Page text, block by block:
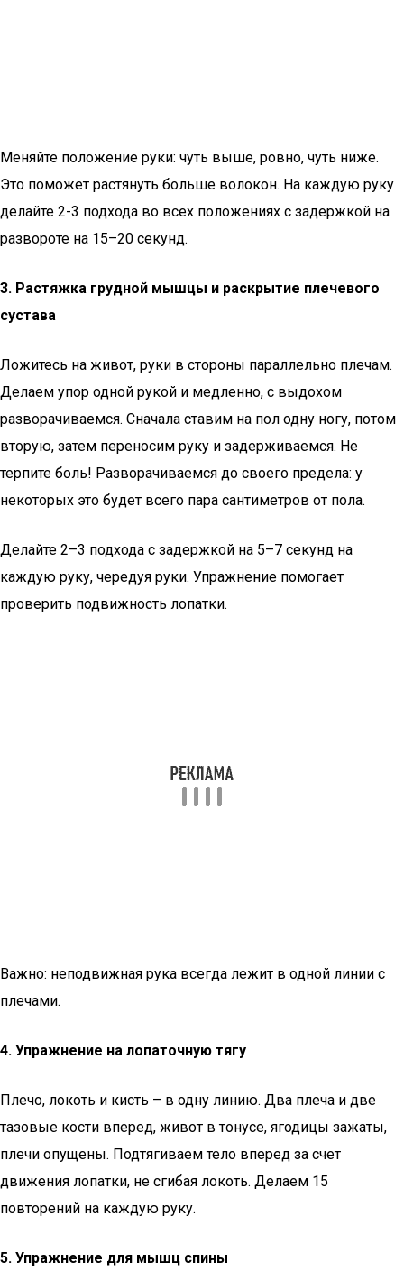
Меняйте положение руки: чуть выше, ровно, чуть ниже.
Это поможет растянуть больше волокон. На каждую руку
делайте 2-3 подхода во всех положениях с задержкой на
развороте на 15–20 секунд.
3. Растяжка грудной мышцы и раскрытие плечевого
сустава
Ложитесь на живот, руки в стороны параллельно плечам.
Делаем упор одной рукой и медленно, с выдохом
разворачиваемся. Сначала ставим на пол одну ногу, потом
вторую, затем переносим руку и задерживаемся. Не
терпите боль! Разворачиваемся до своего предела: у
некоторых это будет всего пара сантиметров от пола.
Делайте 2–3 подхода с задержкой на 5–7 секунд на
каждую руку, чередуя руки. Упражнение помогает
проверить подвижность лопатки.
Важно: неподвижная рука всегда лежит в одной линии с
плечами.
4. Упражнение на лопаточную тягу
Плечо, локоть и кисть – в одну линию. Два плеча и две
тазовые кости вперед, живот в тонусе, ягодицы зажаты,
плечи опущены. Подтягиваем тело вперед за счет
движения лопатки, не сгибая локоть. Делаем 15
повторений на каждую руку.
5. Упражнение для мышц спины